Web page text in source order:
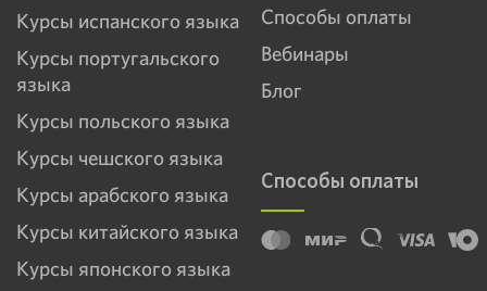
Способы оплаты
Вебинары
Блог
Способы оплаты
Курсы испанского языка
Курсы португальского
языка
Курсы польского языка
Курсы чешского языка
Курсы арабского языка
Курсы китайского языка
Курсы японского языка